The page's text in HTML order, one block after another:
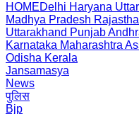
HOMEDelhi Haryana
Madhya Pradesh
Uttarakhand Punjab
Karnataka Maharashtra
Odisha Kerala
Jansamasya
News
पुलिस
Bjp